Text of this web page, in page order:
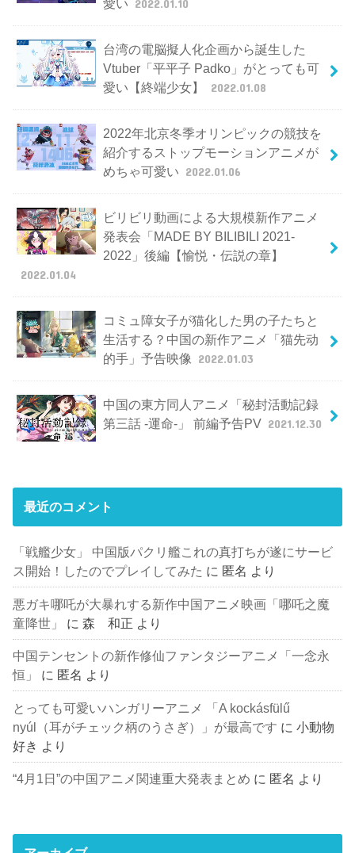
愛い 2022.01.10
台湾の電脳擬人化企画から誕生した
Vtuber「平平子 Padko」がとっても可
愛い【終端少女】
2022.01.08
2022年北京冬季オリンピックの競技を
紹介するストップモーションアニメが
めちゃ可愛い 2022.01.06
ビリビリ動画による大規模新作アニメ
発表会「MADE BY BILIBILI 2021-
2022」後編【愉悦・伝説の章】
2022.01.04
コミュ障女子が猫化した男の子たちと
生活する？中国の新作アニメ「猫先动
的手」予告映像
2022.01.03
中国の東方同人アニメ「秘封活動記録
第三話 -運命-」 前編予告PV 2021.12.30
最近のコメント
「戦艦少女」 中国版パクリ艦これの真打ちが遂にサービ
ス開始！したのでプレイしてみた に 匿名 より
悪ガキ哪吒が大暴れする新作中国アニメ映画「哪吒之魔
童降世」
に森 和正 より
中国テンセントの新作修仙ファンタジーアニメ「一念永
恒」
に 匿名 より
とっても可愛いハンガリーアニメ 「A kockásfülű
nyúl（耳がチェック柄のうさぎ）」が最高です に小動物
好き より
“4月1日”の中国アニメ関連重大発表まとめ に 匿名 より